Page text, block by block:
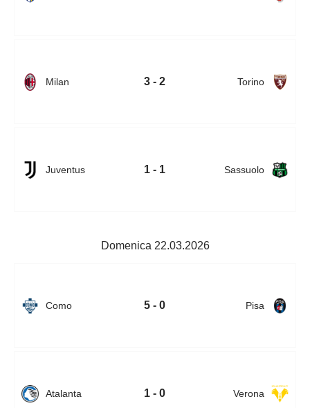
Milan 3 - 2 Torino
Juventus 1 - 1 Sassuolo
Domenica 22.03.2026
Como 5 - 0 Pisa
Atalanta 1 - 0 Verona